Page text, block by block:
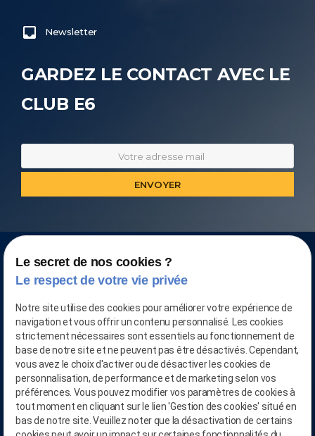
Newsletter
GARDEZ LE CONTACT AVEC LE
CLUB E6
CONTACTEZ-NOUS AU
03.28.04.05.90
Le secret de nos cookies ?
Le respect de votre vie privée
Notre site utilise des cookies pour améliorer votre expérience de
navigation et vous offrir un contenu personnalisé. Les cookies
strictement nécessaires sont essentiels au fonctionnement de
base de notre site et ne peuvent pas être désactivés. Cependant,
vous avez le choix d'activer ou de désactiver les cookies de
personnalisation, de performance et de marketing selon vos
préférences. Vous pouvez modifier vos paramètres de cookies à
tout moment en cliquant sur le lien 'Gestion des cookies' situé en
bas de notre site. Veuillez noter que la désactivation de certains